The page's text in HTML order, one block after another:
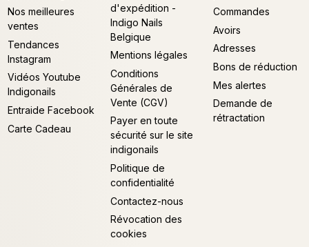
Nos meilleures
ventes
Tendances
Instagram
Vidéos Youtube
Indigonails
Entraide Facebook
Carte Cadeau
d'expédition -
Indigo Nails
Belgique
Mentions légales
Conditions
Générales de
Vente (CGV)
Payer en toute
sécurité sur le site
indigonails
Politique de
confidentialité
Contactez-nous
Révocation des
cookies
Commandes
Avoirs
Adresses
Bons de réduction
Mes alertes
Demande de
rétractation